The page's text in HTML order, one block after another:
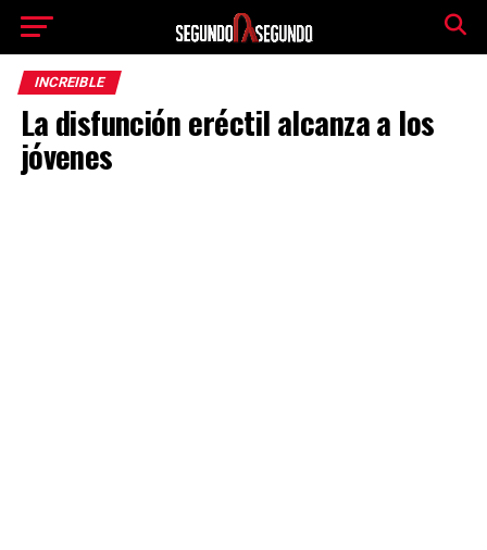
INCREIBLE
La disfunción eréctil alcanza a los
jóvenes